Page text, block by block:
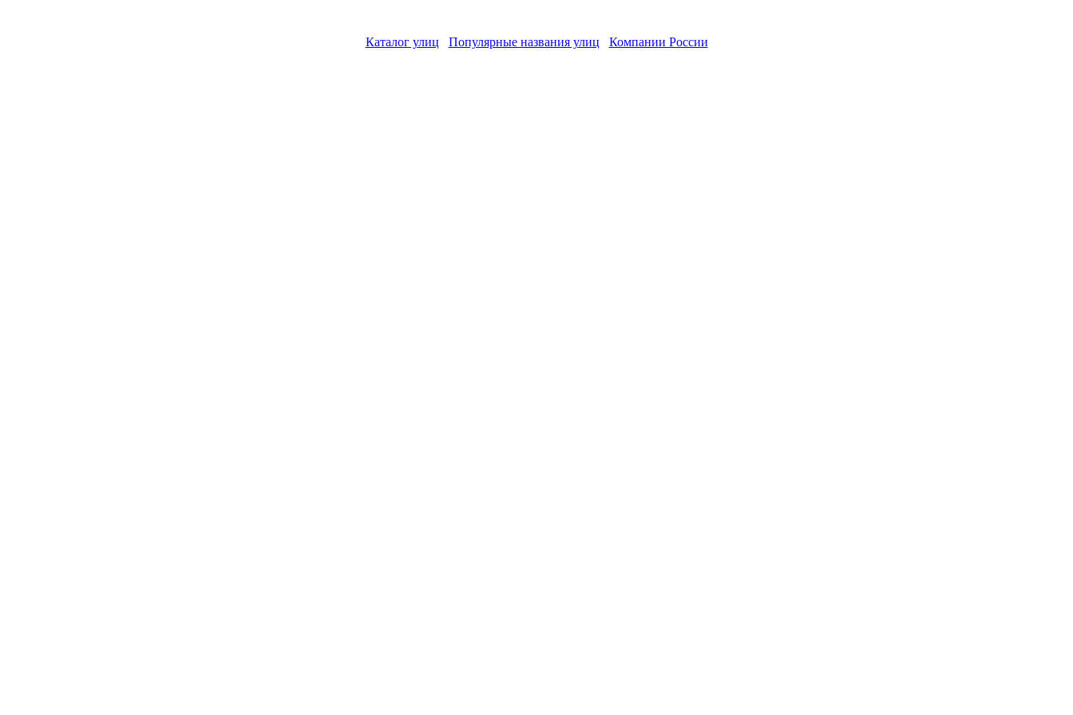
Каталог улиц Популярные названия улиц Компании России